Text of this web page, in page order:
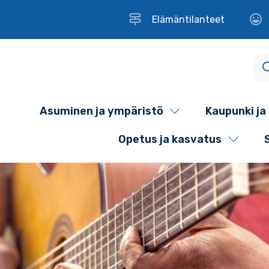
Elämäntilanteet
Asuminen ja ympäristö Kaupunki
Opetus ja kasvatus